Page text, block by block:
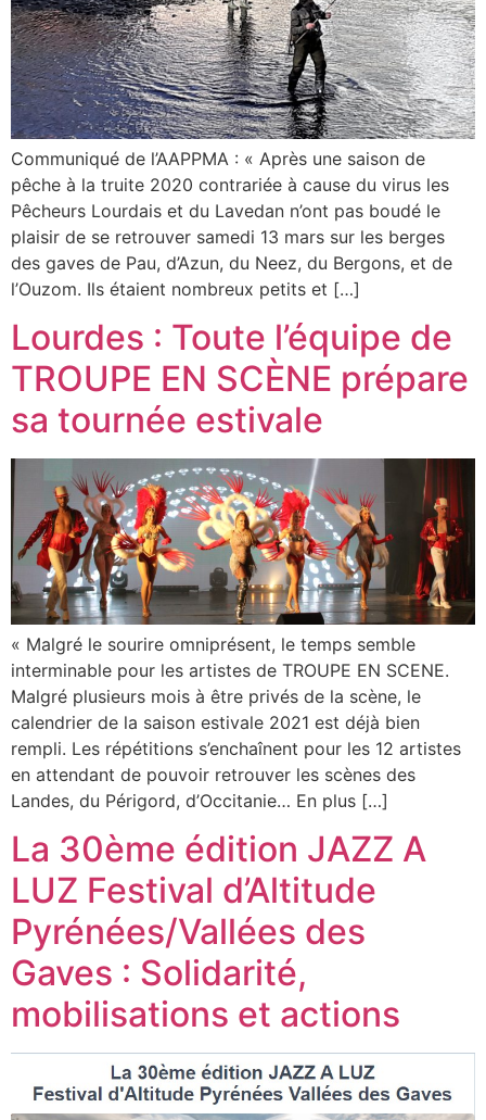
Communiqué de l’AAPPMA : « Après une saison de
pêche à la truite 2020 contrariée à cause du virus les
Pêcheurs Lourdais et du Lavedan n’ont pas boudé le
plaisir de se retrouver samedi 13 mars sur les berges
des gaves de Pau, d’Azun, du Neez, du Bergons, et de
l’Ouzom. Ils étaient nombreux petits et […]
Lourdes : Toute l’équipe de
TROUPE EN SCÈNE prépare
sa tournée estivale
« Malgré le sourire omniprésent, le temps semble
interminable pour les artistes de TROUPE EN SCENE.
Malgré plusieurs mois à être privés de la scène, le
calendrier de la saison estivale 2021 est déjà bien
rempli. Les répétitions s’enchaînent pour les 12 artistes
en attendant de pouvoir retrouver les scènes des
Landes, du Périgord, d’Occitanie… En plus […]
La 30ème édition JAZZ A
LUZ Festival d’Altitude
Pyrénées/Vallées des
Gaves : Solidarité,
mobilisations et actions